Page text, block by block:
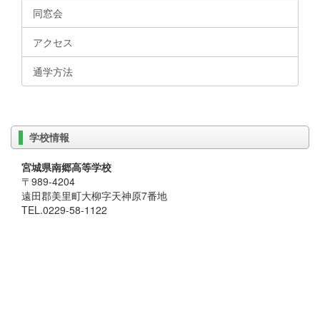
同窓会
アクセス
通学方法
学校情報
宮城県南郷高等学校
〒989-4204
遠田郡美里町大柳字天神原7番地
TEL.0229-58-1122